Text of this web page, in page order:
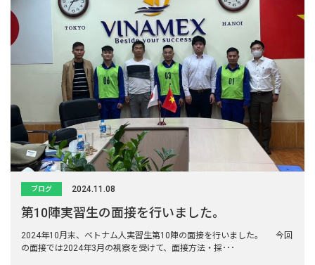
ブログ 2024.11.08
第10陣実習生の面接を行いました。
2024年10月末、ベトナム人実習生第10陣の面接を行いました。 今回
の面接では2024年3月の視察を受けて、面接方法・採･･･